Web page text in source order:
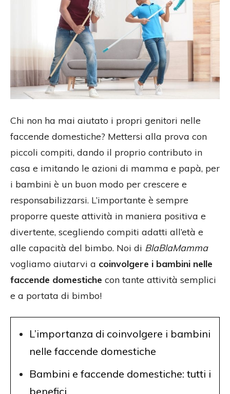
Chi non ha mai aiutato i propri genitori nelle
faccende domestiche? Mettersi alla prova con
piccoli compiti, dando il proprio contributo in
casa e imitando le azioni di mamma e papà, per
i bambini è un buon modo per crescere e
responsabilizzarsi. L’importante è sempre
proporre queste attività in maniera positiva e
divertente, scegliendo compiti adatti all’età e
alle capacità del bimbo. Noi di BlaBlaMamma
vogliamo aiutarvi a coinvolgere i bambini nelle
faccende domestiche con tante attività semplici
e a portata di bimbo!
L’importanza di coinvolgere i bambini
nelle faccende domestiche
Bambini e faccende domestiche: tutti i
benefici